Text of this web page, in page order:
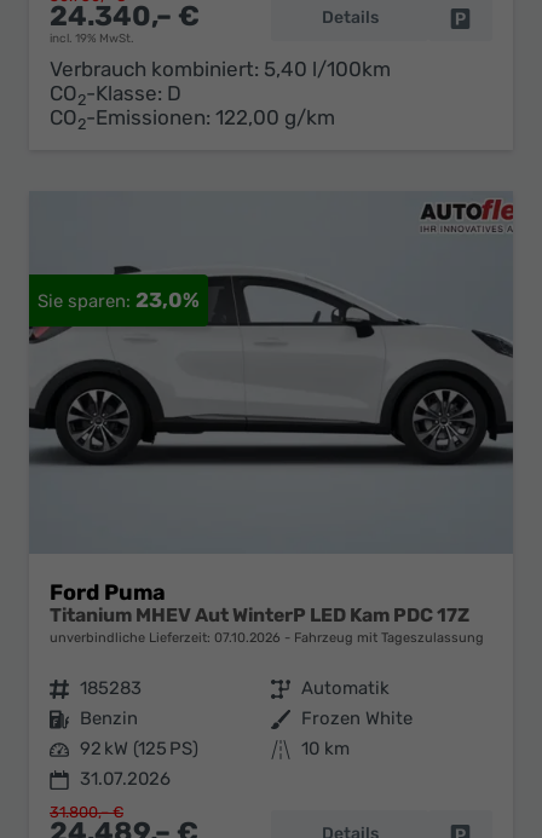
24.340,– €
incl. 19% MwSt.
Details
Verbrauch kombiniert: 5,40 l/100km
CO2-Klasse: D
CO2-Emissionen: 122,00 g/km
23,0%
Ford Puma
Titanium MHEV Aut WinterP LED Kam PDC 17Z
unverbindliche Lieferzeit: 07.10.2026 Fahrzeug mit Tageszulassung
Fahrzeugnr. 185283 Getriebe Automatik
Kraftstoff Benzin Außenfarbe Frozen White
Leistung 92 kW (125 PS) Kilometerstand 10 km
31.07.2026
31.800,– €
Details